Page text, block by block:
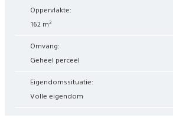
Oppervlakte:
162 m²
Omvang:
Geheel perceel
Eigendomssituatie:
Volle eigendom